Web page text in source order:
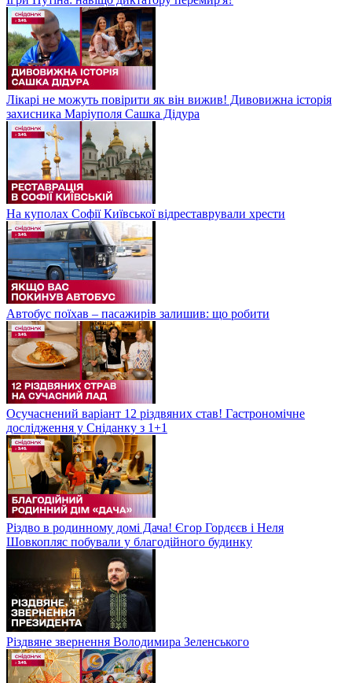
Лікарі не можуть повірити як він вижив! Дивовижна історія
захисника Маріуполя Сашка Дідура
На куполах Софії Київської відреставрували хрести
Автобус поїхав – пасажирів залишив: що робити
Осучаснений варіант 12 різдвяних став! Гастрономічне
дослідження у Сніданку з 1+1
Різдво в родинному домі Дача! Єгор Гордєєв і Неля
Шовкопляс побували у благодійного будинку
Різдвяне звернення Володимира Зеленського